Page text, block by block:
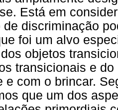
Está em
de discriminação
foi um alvo
objetos
transicionais e
e com o brincar.
que um dos